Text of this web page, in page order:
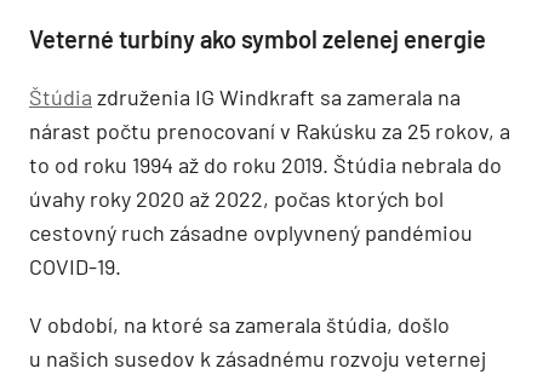
Veterné turbíny ako symbol zelenej energie
Štúdia združenia IG Windkraft sa zamerala na
nárast počtu prenocovaní v Rakúsku za 25 rokov, a
to od roku 1994 až do roku 2019. Štúdia nebrala do
úvahy roky 2020 až 2022, počas ktorých bol
cestovný ruch zásadne ovplyvnený pandémiou
COVID-19.
V období, na ktoré sa zamerala štúdia, došlo
u našich susedov k zásadnému rozvoju veternej